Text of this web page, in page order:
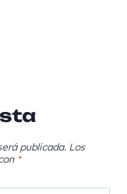
publicada. Los
*